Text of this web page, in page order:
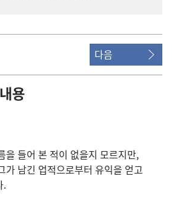
다음
용
을 들어 본 적이 없을지 모르지만,
가 남긴 업적으로부터 유익을 얻고
.